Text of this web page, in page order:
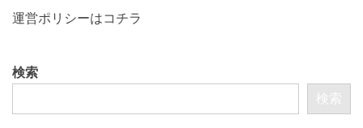
運営ポリシーはコチラ
検索
検索